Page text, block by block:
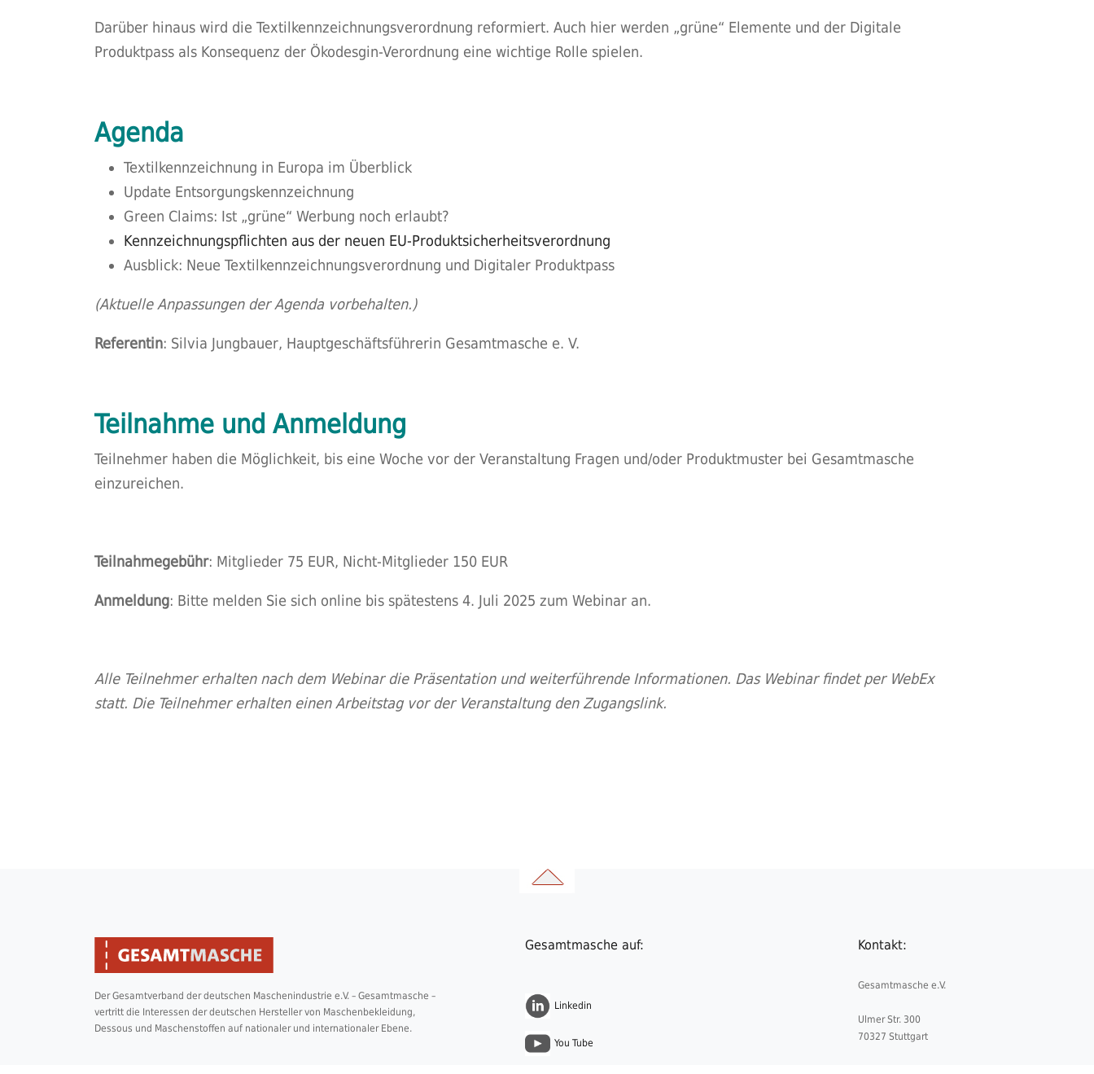
Darüber hinaus wird die Textilkennzeichnungsverordnung reformiert. Auch hier werden „grüne“ Elemente und der Digitale
Produktpass als Konsequenz der Ökodesgin-Verordnung eine wichtige Rolle spielen.
Agenda
Textilkennzeichnung in Europa im Überblick
Update Entsorgungskennzeichnung
Green Claims: Ist „grüne“ Werbung noch erlaubt?
Kennzeichnungspflichten aus der neuen EU-Produktsicherheitsverordnung
Ausblick: Neue Textilkennzeichnungsverordnung und Digitaler Produktpass
(Aktuelle Anpassungen der Agenda vorbehalten.)
Referentin: Silvia Jungbauer, Hauptgeschäftsführerin Gesamtmasche e. V.
Teilnahme und Anmeldung
Teilnehmer haben die Möglichkeit, bis eine Woche vor der Veranstaltung Fragen und/oder Produktmuster bei Gesamtmasche
einzureichen.
Teilnahmegebühr: Mitglieder 75 EUR, Nicht-Mitglieder 150 EUR
Anmeldung: Bitte melden Sie sich online bis spätestens 4. Juli 2025 zum Webinar an.
Alle Teilnehmer erhalten nach dem Webinar die Präsentation und weiterführende Informationen. Das Webinar findet per WebEx
statt. Die Teilnehmer erhalten einen Arbeitstag vor der Veranstaltung den Zugangslink.
Der Gesamtverband der deutschen Maschenindustrie e.V. – Gesamtmasche –
vertritt die Interessen der deutschen Hersteller von Maschenbekleidung,
Dessous und Maschenstoffen auf nationaler und internationaler Ebene.
Gesamtmasche auf:
Linkedin
You Tube
Kontakt:
Gesamtmasche e.V.
Ulmer Str. 300
70327 Stuttgart